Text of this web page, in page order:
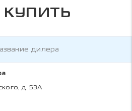
КУПИТЬ
д. 53А